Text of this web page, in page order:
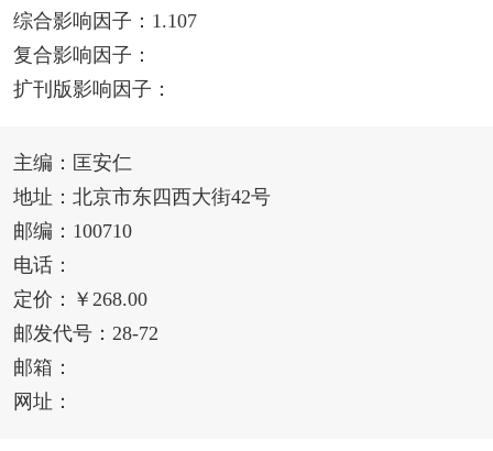
综合影响因子：1.107
复合影响因子：
扩刊版影响因子：
主编：匡安仁
地址：北京市东四西大街42号
邮编：100710
电话：
定价：￥268.00
邮发代号：28-72
邮箱：
网址：